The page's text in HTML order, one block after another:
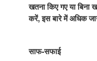
खतना किए गए या
करें, इस बारे में अधिक
साफ-सफाई